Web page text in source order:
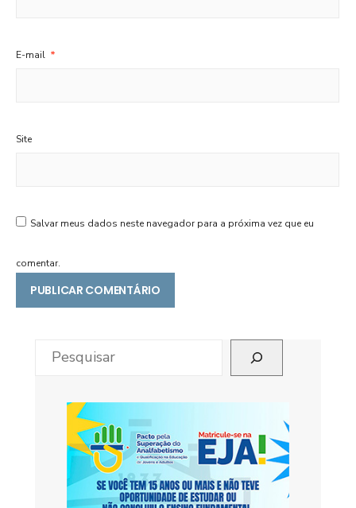
E-mail *
Site
Salvar meus dados neste navegador para a próxima vez que eu
comentar.
Pesquisar